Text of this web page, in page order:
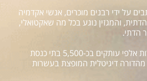
על ידי רבנים מוכרים, אנשי אקדמיה
הדתית, והמגזין נוגע בכל מה שאקטואלי,
הדתי.
השבועון מופץ בעשרות אלפי עותקים בכ-5,500 בתי כנסת
דיגיטלית המופצת בעשרות